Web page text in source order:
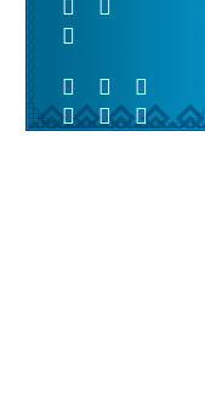
  